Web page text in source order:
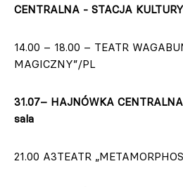
CENTRALNA - STACJA KULTURY
14.00 – 18.00 – TEATR
MAGICZNY”/PL
31.07– HAJNÓWKA
sala
21.00 A3TEATR